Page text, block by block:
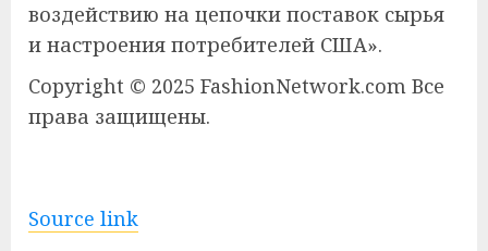
воздействию на цепочки поставок сырья
и настроения потребителей США».
Copyright © 2025 FashionNetwork.com Все
права защищены.
Source link